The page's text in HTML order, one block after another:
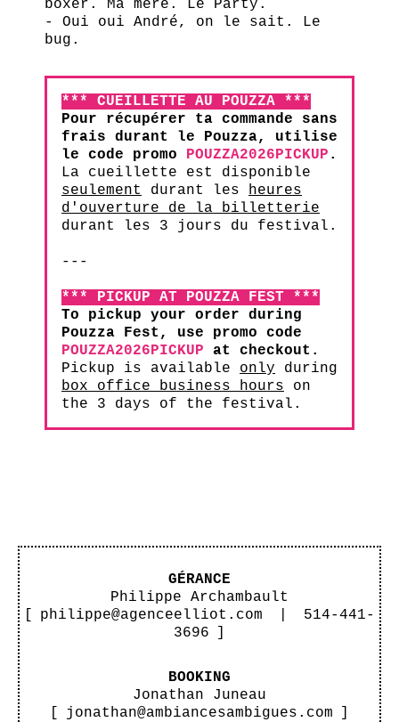
boxer. Ma mère. Le Party.
- Oui oui André, on le sait. Le
bug.
*** CUEILLETTE AU POUZZA ***
Pour récupérer ta commande sans
frais durant le Pouzza, utilise
le code promo POUZZA2026PICKUP .
La cueillette est disponible
seulement
durant les heures
d'ouverture de la billetterie
durant les 3 jours du festival.
---
*** PICKUP AT POUZZA FEST ***
To pickup your order during
Pouzza Fest, use promo code
POUZZA2026PICKUP at checkout.
Pickup is available only during
box office business hours on
the 3 days of the festival.
GÉRANCE
Philippe Archambault
[
philippe@agenceelliot.com
514-441-
3696
]
BOOKING
Jonathan Juneau
[
jonathan@ambiancesambigues.com ]